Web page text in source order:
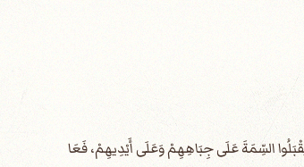
السِّمَةَ عَلَى جِبَاهِهِمْ وَعَلَى أَيْدِيهِمْ، فَعَا